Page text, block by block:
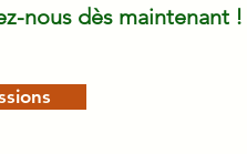
nous dès maintenant !